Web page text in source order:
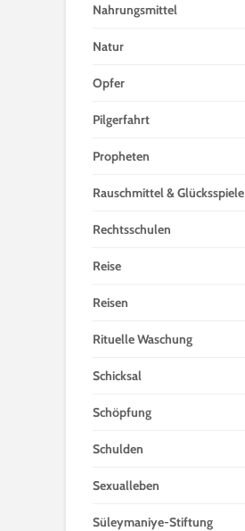
Nahrungsmittel
Natur
Opfer
Pilgerfahrt
Propheten
Rauschmittel & Glücksspiele
Rechtsschulen
Reise
Reisen
Rituelle Waschung
Schicksal
Schöpfung
Schulden
Sexualleben
Süleymaniye-Stiftung